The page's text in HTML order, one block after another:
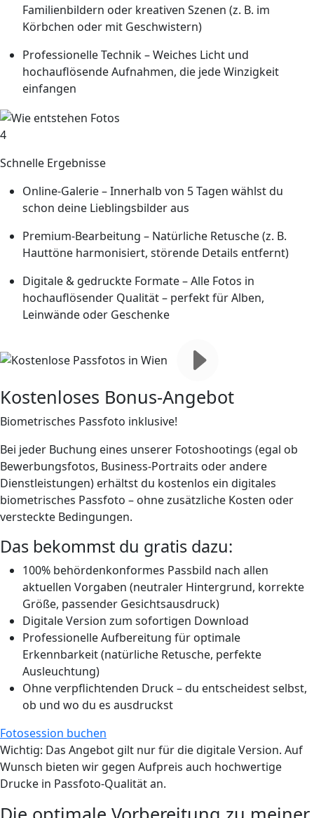
Familienbildern oder kreativen Szenen (z. B. im
Körbchen oder mit Geschwistern)
Professionelle Technik– Weiches Licht und
hochauflösende Aufnahmen, die jede Winzigkeit
einfangen
4
Schnelle Ergebnisse
Online-Galerie– Innerhalb von 5 Tagen wählst du
schon deine Lieblingsbilder aus
Premium-Bearbeitung – Natürliche Retusche (z. B.
Hauttöne harmonisiert, störende Details entfernt)
Digitale & gedruckte Formate– Alle Fotos in
hochauflösender Qualität – perfekt für Alben,
Leinwände oder Geschenke
Kostenloses Bonus-Angebot
Biometrisches Passfoto inklusive!
Bei jeder Buchung eines unserer Fotoshootings (egal ob
Bewerbungsfotos, Business-Portraits oder andere
Dienstleistungen) erhältst du kostenlos ein digitales
biometrisches Passfoto – ohne zusätzliche Kosten oder
versteckte Bedingungen.
Das bekommst du gratis dazu:
100% behördenkonformes Passbild nach allen
aktuellen Vorgaben (neutraler Hintergrund, korrekte
Größe, passender Gesichtsausdruck)
Digitale Version zum sofortigen Download
Professionelle Aufbereitung für optimale
Erkennbarkeit (natürliche Retusche, perfekte
Ausleuchtung)
Ohne verpflichtenden Druck – du entscheidest selbst,
ob und wo du es ausdruckst
Fotosession buchen
Wichtig: Das Angebot gilt nur für die digitale Version. Auf
Wunsch bieten wir gegen Aufpreis auch hochwertige
Drucke in Passfoto-Qualität an.